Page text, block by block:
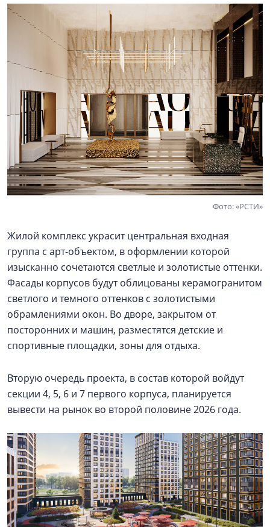
Фото: «РСТИ»
Жилой комплекс украсит центральная входная
группа с арт-объектом, в оформлении которой
изысканно сочетаются светлые и золотистые оттенки.
Фасады корпусов будут облицованы керамогранитом
светлого и темного оттенков с золотистыми
обрамлениями окон. Во дворе, закрытом от
посторонних и машин, разместятся детские и
спортивные площадки, зоны для отдыха.
Вторую очередь проекта, в состав которой войдут
секции 4, 5, 6 и 7 первого корпуса, планируется
вывести на рынок во второй половине 2026 года.